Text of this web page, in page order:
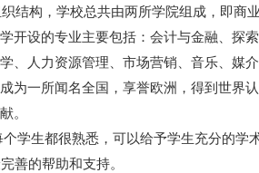
结构，学校总共由两所学院组成，即商
开设的专业主要包括：会计与金融、探
、人力资源管理、市场营销、音乐、媒
为一所闻名全国，享誉欧洲，得到世界
。
学生都很熟悉，可以给予学生充分的学
善的帮助和支持。